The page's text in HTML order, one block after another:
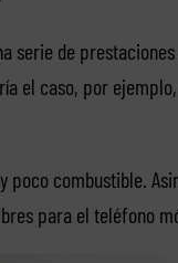
serie de
el caso, por
poco combustible.
para el teléfono